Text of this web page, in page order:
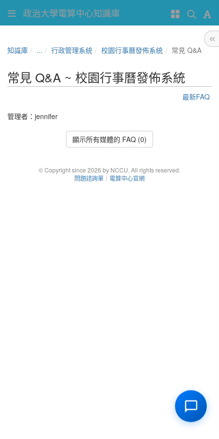
政治大學電算中心知識庫
知識庫 ... 行政管理系統 校園行事曆發佈系統 常見 Q&A
常見 Q&A ~ 校園行事曆發佈系統
最新FAQ
管理者： jennifer
顯示所有媒體的 FAQ (0)
© Copyright since 2026 by NCCU. All rights reserved.
問題諮詢單 ｜ 電算中心官網